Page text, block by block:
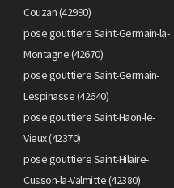
Couzan (42990)
pose gouttiere Saint-Germain-la-
Montagne (42670)
pose gouttiere Saint-Germain-
Lespinasse (42640)
pose gouttiere Saint-Haon-le-
Vieux (42370)
pose gouttiere Saint-Hilaire-
Cusson-la-Valmitte (42380)